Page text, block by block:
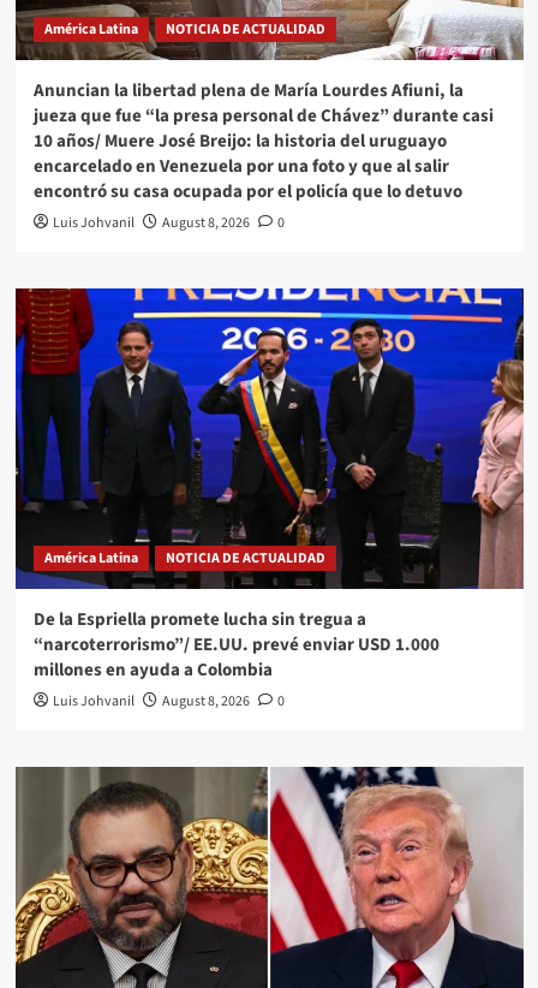
América Latina NOTICIA DE ACTUALIDAD
Anuncian la libertad plena de María Lourdes Afiuni, la
jueza que fue “la presa personal de Chávez” durante casi
10 años/ Muere José Breijo: la historia del uruguayo
encarcelado en Venezuela por una foto y que al salir
encontró su casa ocupada por el policía que lo detuvo
Luis Johvanil August 8, 2026 0
América Latina NOTICIA DE ACTUALIDAD
De la Espriella promete lucha sin tregua a
“narcoterrorismo”/ EE.UU. prevé enviar USD 1.000
millones en ayuda a Colombia
Luis Johvanil August 8, 2026 0